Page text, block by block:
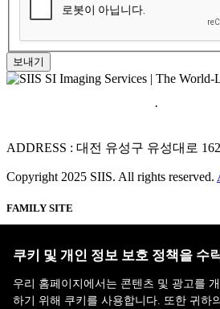
보내기
·
ADDRESS : 대전 유성구 유성대로
Copyright 2025 SIIS. All rights reserved.
FAMILY SITE
SI Analytics
ISO 9001:2015
쿠키 및 개인 정보 보호 정책을 수
우리 홈페이지에서는 콘텐츠 및 광고를
하기 위해 쿠키를 사용합니다. 또한 귀하